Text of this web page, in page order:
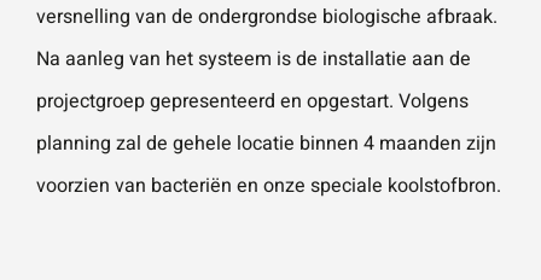
versnelling van de ondergrondse biologische afbraak.
Na aanleg van het systeem is de installatie aan de
projectgroep gepresenteerd en opgestart. Volgens
planning zal de gehele locatie binnen 4 maanden zijn
voorzien van bacteriën en onze speciale koolstofbron.